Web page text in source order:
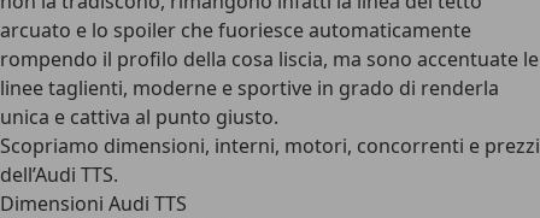
arcuato e lo spoiler che fuoriesce automaticamente
rompendo il profilo della cosa liscia, ma sono accentuate le
linee taglienti, moderne e sportive in grado di renderla
unica e cattiva al punto giusto.
Scopriamo dimensioni, interni, motori, concorrenti e prezzi
dell’Audi TTS.
Dimensioni Audi TTS